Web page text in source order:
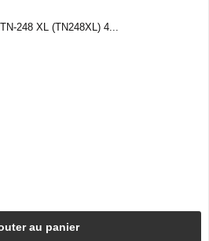
248 XL (TN248XL) 4...
au panier